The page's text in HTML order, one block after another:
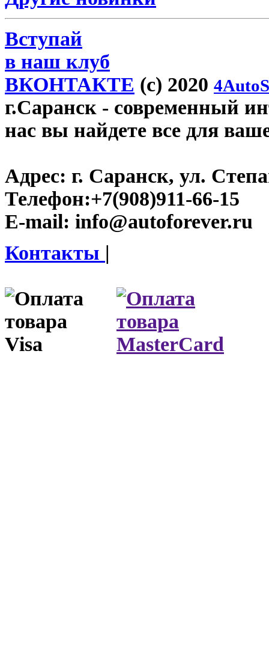
Вступай
в наш клуб
ВКОНТАКТЕ (c) 2020
г.Саранск - современный
нас вы найдете все для
Адрес: г. Саранск, ул.
Телефон:+7(908)911-66-15
E-mail: info@autoforever.ru
Контакты |